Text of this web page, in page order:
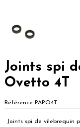
Joints spi
Ovetto 4T
Référence PAPO4T
Joints spi de vilebrequin